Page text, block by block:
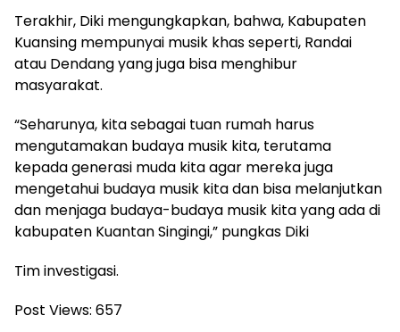
Terakhir, Diki mengungkapkan, bahwa, Kabupaten
Kuansing mempunyai musik khas seperti, Randai
atau Dendang yang juga bisa menghibur
masyarakat.
“Seharunya, kita sebagai tuan rumah harus
mengutamakan budaya musik kita, terutama
kepada generasi muda kita agar mereka juga
mengetahui budaya musik kita dan bisa melanjutkan
dan menjaga budaya-budaya musik kita yang ada di
kabupaten Kuantan Singingi,” pungkas Diki
Tim investigasi.
Post Views: 657